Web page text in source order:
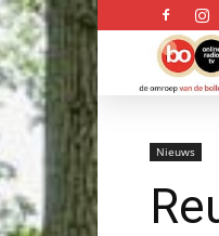
Nieuws